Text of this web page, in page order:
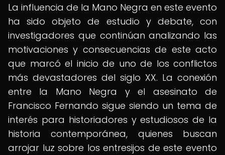
La influencia de la Mano Negra en este evento
ha sido objeto de estudio y debate, con
investigadores que continúan analizando las
motivaciones y consecuencias de este acto
que marcó el inicio de uno de los conflictos
más devastadores del siglo XX. La conexión
entre la Mano Negra y el asesinato de
Francisco Fernando sigue siendo un tema de
interés para historiadores y estudiosos de la
historia contemporánea, quienes buscan
arrojar luz sobre los entresijos de este evento